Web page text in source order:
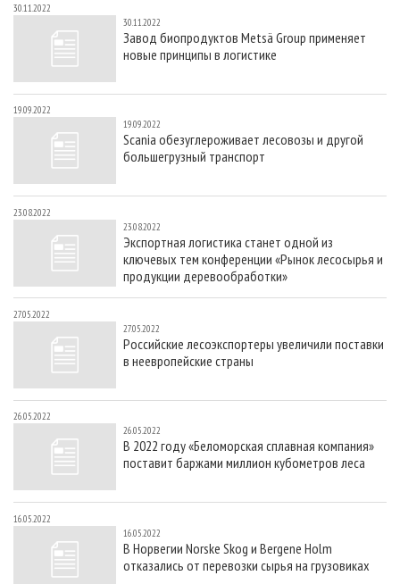
30.11.2022
30.11.2022
Завод биопродуктов Metsä Group применяет
новые принципы в логистике
19.09.2022
19.09.2022
Scania обезуглероживает лесовозы и другой
большегрузный транспорт
23.08.2022
23.08.2022
Экспортная логистика станет одной из
ключевых тем конференции «Рынок лесосырья и
продукции деревообработки»
27.05.2022
27.05.2022
Российские лесоэкспортеры увеличили поставки
в неевропейские страны
26.05.2022
26.05.2022
В 2022 году «Беломорская сплавная компания»
поставит баржами миллион кубометров леса
16.05.2022
16.05.2022
В Норвегии Norske Skog и Bergene Holm
отказались от перевозки сырья на грузовиках